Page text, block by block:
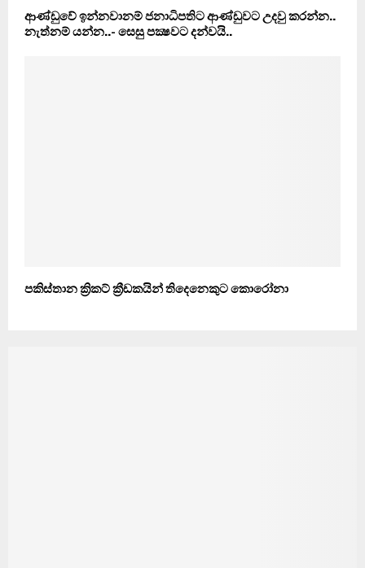
ආණ්ඩුවේ ඉන්නවානම් ජනාධිපතිට ආණ්ඩුවට උදවු කරන්න..
නැත්නම් යන්න..- සෙසු පක්‍ෂවට දන්වයි..
පකිස්තාන ක්‍රිකට් ක්‍රීඩකයින් තිදෙනෙකුට කොරෝනා